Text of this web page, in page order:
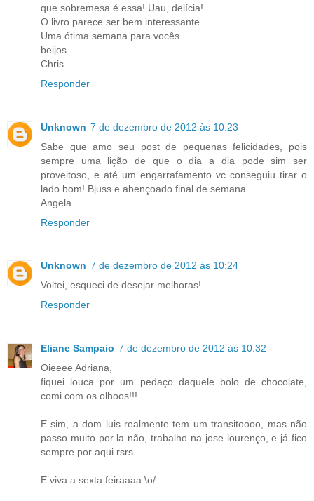
que sobremesa é essa! Uau, delícia!
O livro parece ser bem interessante.
Uma ótima semana para vocês.
beijos
Chris
Responder
Unknown 7 de dezembro de 2012 às 10:23
Sabe que amo seu post de pequenas felicidades, pois
sempre uma lição de que o dia a dia pode sim ser
proveitoso, e até um engarrafamento vc conseguiu tirar o
lado bom! Bjuss e abençoado final de semana.
Angela
Responder
Unknown 7 de dezembro de 2012 às 10:24
Voltei, esqueci de desejar melhoras!
Responder
Eliane Sampaio 7 de dezembro de 2012 às 10:32
Oieeee Adriana,
fiquei louca por um pedaço daquele bolo de chocolate,
comi com os olhoos!!!
E sim, a dom luis realmente tem um transitoooo, mas não
passo muito por la não, trabalho na jose lourenço, e já fico
sempre por aqui rsrs
E viva a sexta feiraaaa \o/